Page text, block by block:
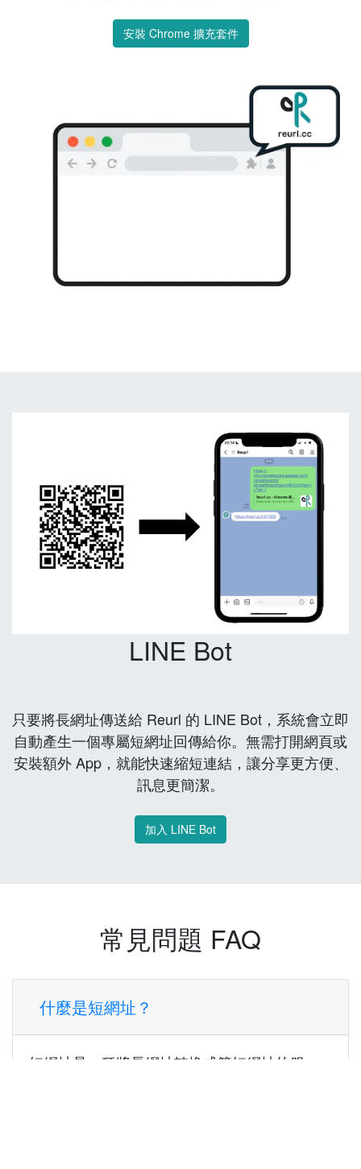
安裝 Chrome 擴充套件
LINE Bot
只要將長網址傳送給 Reurl 的 LINE Bot，系統會立即
自動產生一個專屬短網址回傳給你。無需打開網頁或
安裝額外 App，就能快速縮短連結，讓分享更方便、
訊息更簡潔。
加入 LINE Bot
常見問題 FAQ
什麼是短網址？
短網址是一種將長網址轉換成簡短網址的服